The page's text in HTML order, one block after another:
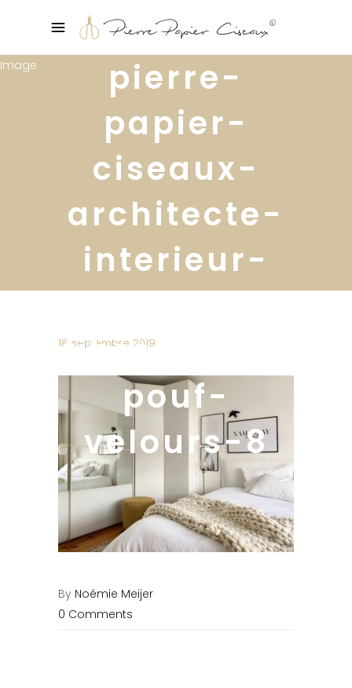
pierre-
papier-
ciseaux-
architecte-
interieur-
decoratrice-
fibreguard-
pouf-
velours-8
18 septembre 2019
By Noémie Meijer
0 Comments